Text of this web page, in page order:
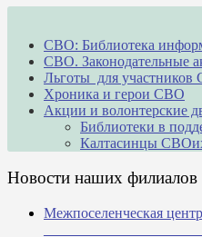
СВО: Библиотека
СВО. Законодательные
Льготы для
Хроника и герои СВО
Акции и волонтерские
Библиотеки в
Калтасинцы
Новости наших филиалов
Межпоселенческая